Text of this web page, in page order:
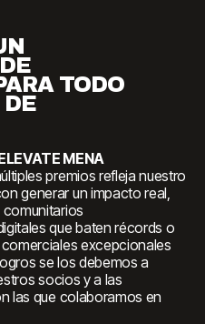
TODO
MENA
premios refleja nuestro
generar un impacto real,
que baten récords o
excepcionales
se los debemos a
socios y a las
las que colaboramos en